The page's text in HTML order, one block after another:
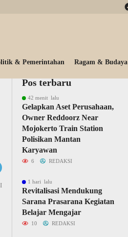
& Pemerintahan Ragam & Budaya
Pos terbaru
42 menit lalu
Gelapkan Aset Perusahaan,
Owner Reddoorz Near
Mojokerto Train Station
Polisikan Mantan
Karyawan
6 REDAKSI
1 hari lalu
Revitalisasi Mendukung
Sarana Prasarana Kegiatan
Belajar Mengajar
10 REDAKSI